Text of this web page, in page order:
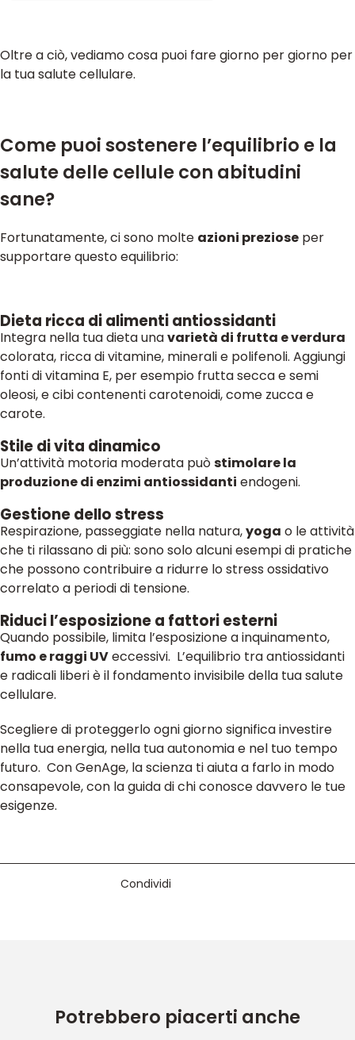
Oltre a ciò, vediamo cosa puoi fare giorno per giorno per
la tua salute cellulare.
Come puoi sostenere l’equilibrio e la
salute delle cellule con abitudini
sane?
Fortunatamente, ci sono molte azioni preziose per
supportare questo equilibrio:
Dieta ricca di alimenti antiossidanti
Integra nella tua dieta unavarietà di frutta e verdura
colorata, ricca di vitamine, minerali e polifenoli. Aggiungi
fonti di vitamina E, per esempio frutta secca e semi
oleosi, e cibi contenenti carotenoidi, come zucca e
carote.
Stile di vita dinamico
Un’attività motoria moderata puòstimolare la
produzione di enzimi antiossidanti endogeni.
Gestione dello stress
Respirazione, passeggiate nella natura,yoga o le attività
che ti rilassano di più: sono solo alcuni esempi di pratiche
che possono contribuire a ridurre lo stress ossidativo
correlato a periodi di tensione.
Riduci l’esposizione a fattori esterni
Quando possibile, limita l’esposizione a inquinamento,
fumo e raggi UVeccessivi. L’equilibrio tra antiossidanti
e radicali liberi è il fondamento invisibile della tua salute
cellulare.
Scegliere di proteggerlo ogni giorno significa investire
nella tua energia, nella tua autonomia e nel tuo tempo
futuro. Con GenAge, la scienza ti aiuta a farlo in modo
consapevole, con la guida di chi conosce davvero le tue
esigenze.
Condividi
Potrebbero piacerti anche